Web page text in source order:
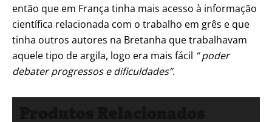
então que em França tinha mais acesso à informação
científica relacionada com o trabalho em grês e que
tinha outros autores na Bretanha que trabalhavam
aquele tipo de argila, logo era mais fácil ” poder
debater progressos e dificuldades”.